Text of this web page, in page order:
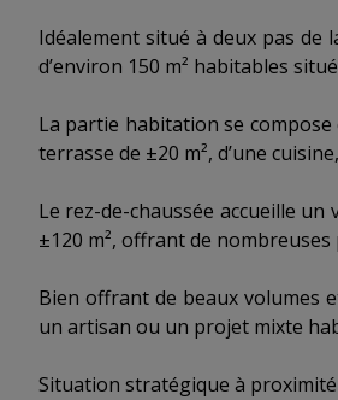
Idéalement situé à deux pas de
d’environ 150 m² habitables
La partie habitation se compose
terrasse de ±20 m², d’une
Le rez-de-chaussée accueille
±120 m², offrant de
Bien offrant de beaux volumes
un artisan ou un projet mixte
Situation stratégique à